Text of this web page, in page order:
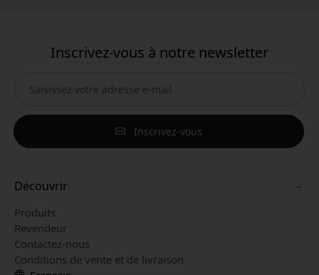
Inscrivez-vous à notre newsletter
Inscrivez-vous
Découvrir
Produits
Revendeur
Contactez-nous
Conditions de vente et de livraison